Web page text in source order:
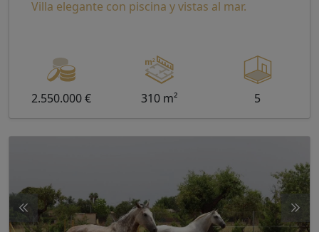
Villa elegante con piscina y vistas al mar.
2.550.000 € 310 m² 5